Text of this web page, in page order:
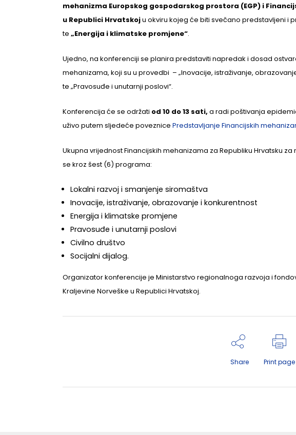
mehanizma Europskog gospodarskog prostora (EGP) i
u Republici Hrvatskoju okviru kojeg će biti svečano predstavljeni i
te „Energija i klimatske promjene“.
Ujedno, na konferenciji se planira predstaviti napredak i dosad
mehanizama, koji su u provedbi – „Inovacije, istraživanje,
te „Pravosuđe i unutarnji poslovi“.
Konferencija će se održati od 10 do 13 sati, a radi poštivanja
uživo putem sljedeće poveznice Predstavljanje Financijskih
Ukupna vrijednost Financijskih mehanizama za Republiku Hrvatsku za
se kroz šest (6) programa:
Lokalni razvoj i smanjenje siromaštva
Inovacije, istraživanje, obrazovanje i konkurentnost
Energija i klimatske promjene
Pravosuđe i unutarnji poslovi
Civilno društvo
Socijalni dijalog.
Organizator konferencije je Ministarstvo regionalnoga razvoja i
Kraljevine Norveške u Republici Hrvatskoj.
Share Print page